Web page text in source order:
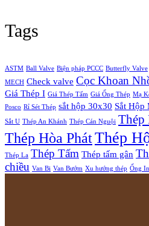
Tags
ASTM Ball Valve Biện pháp PCCC Butterfly Valve
MECH Check valve Cọc Khoan
Giá Thép I Giá Thép Tấm Giá Ống Thép Mạ
Posco Rỉ Sét Thép sắt hộp 30x30 Sắt Hộp
Sắt U Thép An Khánh Thép Cán Nguội Thép
Thép Hòa PhátThép
Thép La Thép Tấm Thép tấm gân
chiều Van Bi Van Bướm Xu hướng thép Ống